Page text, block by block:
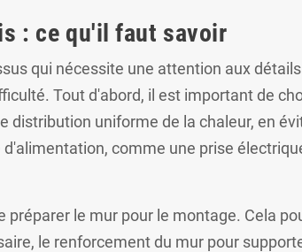
: ce qu'il faut savoir
qui nécessite une attention aux
Tout d'abord, il est important de
distribution uniforme de la chaleur, en
comme une prise
le mur pour le montage. Cela
le renforcement du mur pour